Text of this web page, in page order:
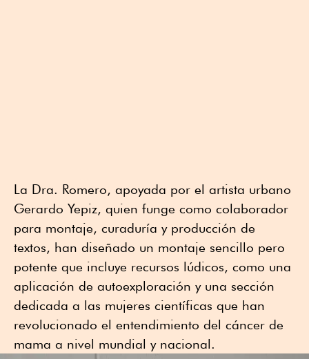
La Dra. Romero, apoyada por el artista urbano
Gerardo Yepiz, quien funge como colaborador
para montaje, curaduría y producción de
textos, han diseñado un montaje sencillo pero
potente que incluye recursos lúdicos, como una
aplicación de autoexploración y una sección
dedicada a las mujeres científicas que han
revolucionado el entendimiento del cáncer de
mama a nivel mundial y nacional.